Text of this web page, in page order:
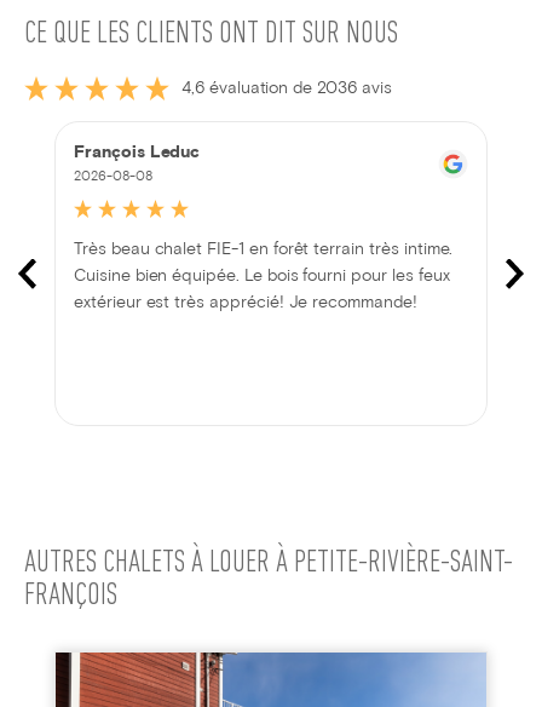
CE QUE LES CLIENTS ONT DIT SUR NOUS
4,6 évaluation de 2036 avis
François Leduc
2026-08-08
Très beau chalet FIE-1 en forêt terrain très intime.
Cuisine bien équipée. Le bois fourni pour les feux
extérieur est très apprécié! Je recommande!
AUTRES CHALETS À LOUER À PETITE-RIVIÈRE-SAINT-
FRANÇOIS